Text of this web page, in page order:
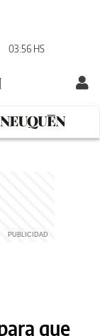
03:56 HS
que